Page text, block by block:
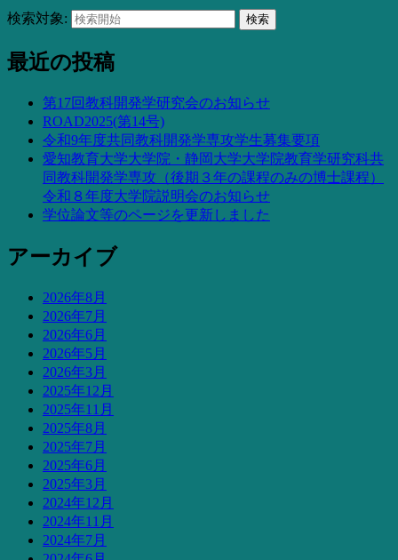
検索対象: 検索
最近の投稿
第17回教科開発学研究会のお知らせ
ROAD2025(第14号)
令和9年度共同教科開発学専攻学生募集要項
愛知教育大学大学院・静岡大学大学院教育学研究科共
同教科開発学専攻（後期３年の課程のみの博士課程）
令和８年度大学院説明会のお知らせ
学位論文等のページを更新しました
アーカイブ
2026年8月
2026年7月
2026年6月
2026年5月
2026年3月
2025年12月
2025年11月
2025年8月
2025年7月
2025年6月
2025年3月
2024年12月
2024年11月
2024年7月